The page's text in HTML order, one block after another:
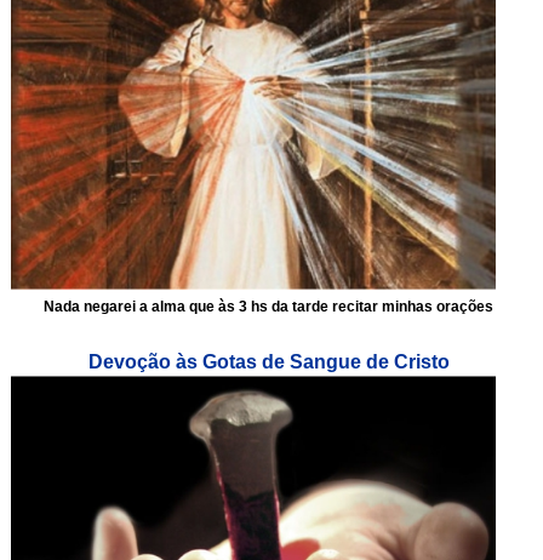
Nada negarei a alma que às 3 hs da tarde recitar minhas orações
Devoção às Gotas de Sangue de Cristo